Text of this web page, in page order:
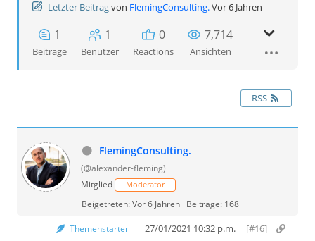
Letzter Beitragvon FlemingConsulting.Vor 6 Jahren
1
Beiträge
1
Benutzer
0
Reactions
7,714
Ansichten
RSS
FlemingConsulting.
(@alexander-fleming)
Mitglied
Moderator
Beigetreten: Vor 6 Jahren Beiträge: 168
Themenstarter 27/01/2021 10:32 p.m. [#16]